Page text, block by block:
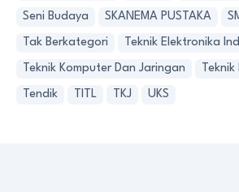
Seni Budaya SKANEMA PUSTAKA
Tak Berkategori Teknik Elektronika
Teknik Komputer Dan Jaringan Teknik
Tendik TITL TKJ UKS